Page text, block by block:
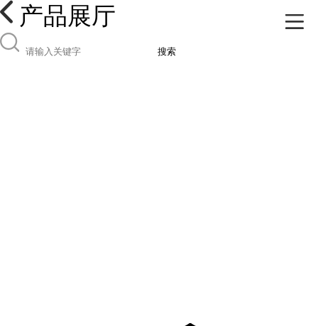
产品展厅
搜索